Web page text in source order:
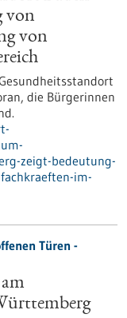
von
von
die Bürgerinnen
zeigt-bedeutung-
im-
Türen -